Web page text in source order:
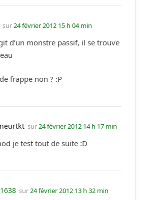
sur24 février 2012 15 h 04 min
d’un monstre passif, il se trouve
frappe non ? :P
sur24 février 2012 14 h 17 min
je test tout de suite :D
sur24 février 2012 13 h 32 min